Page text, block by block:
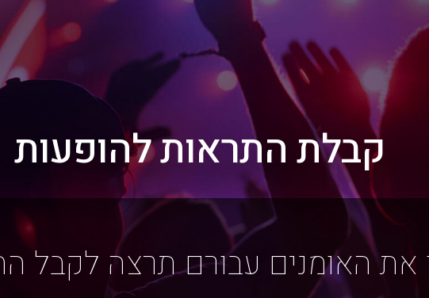
קבלת התראות להופעות
את האומנים עבורם תרצה לקבל